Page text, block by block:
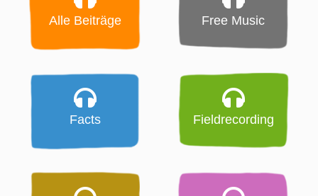
Alle Beiträge Free Music
Facts Fieldrecording